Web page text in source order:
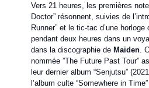
Vers 21 heures, les premières
Doctor” résonnent, suivies de
Runner” et le tic-tac d’une
pendant deux heures dans un
dans la discographie de Maiden.
nommée ”The Future Past Tour”
leur dernier album “Senjutsu”
l’album culte “Somewhere in